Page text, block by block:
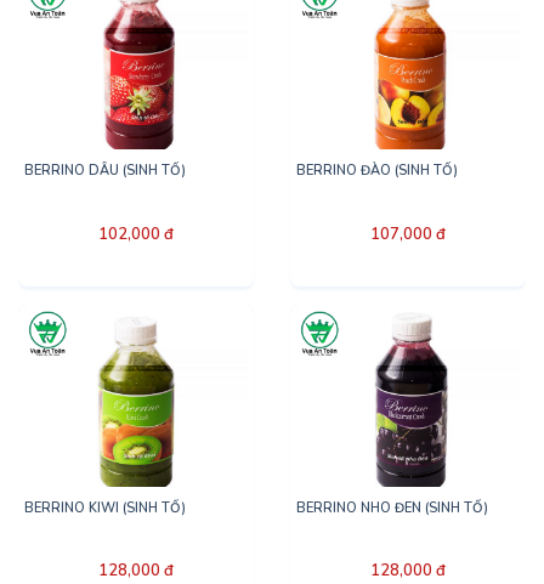
BERRINO DÂU (SINH TỐ)
102,000 đ
BERRINO ĐÀO (SINH TỐ)
107,000 đ
BERRINO KIWI (SINH TỐ)
128,000 đ
BERRINO NHO ĐEN (SINH TỐ)
128,000 đ